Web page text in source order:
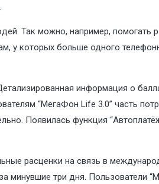
Так можно, например, помогать
у которых больше одного
информация о
“МегаФон Life 3.0” часть
Появилась функция
расценки на связь в
минувшие три дня. Пользователи